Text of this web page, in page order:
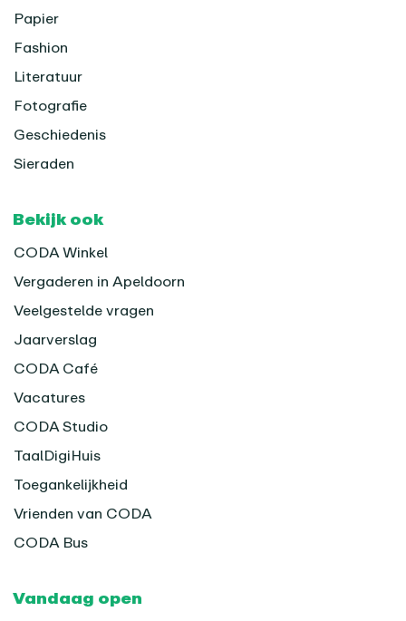
Papier
Fashion
Literatuur
Fotografie
Geschiedenis
Sieraden
Bekijk ook
CODA Winkel
Vergaderen in Apeldoorn
Veelgestelde vragen
Jaarverslag
CODA Café
Vacatures
CODA Studio
TaalDigiHuis
Toegankelijkheid
Vrienden van CODA
CODA Bus
Vandaag open